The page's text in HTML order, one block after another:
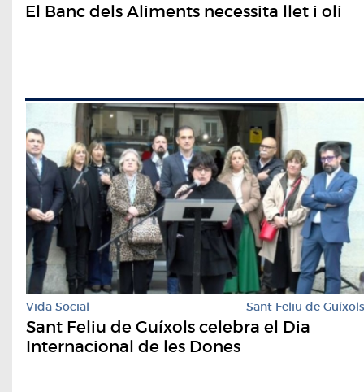
El Banc dels Aliments necessita llet i oli
Vida Social Sant Feliu de Guíxols
Sant Feliu de Guíxols celebra el Dia
Internacional de les Dones